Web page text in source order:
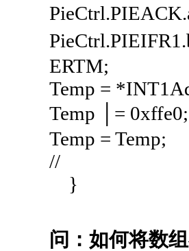
ERTM;
Temp =
Temp │=
Temp = Temp;
//
}
问：如何将数